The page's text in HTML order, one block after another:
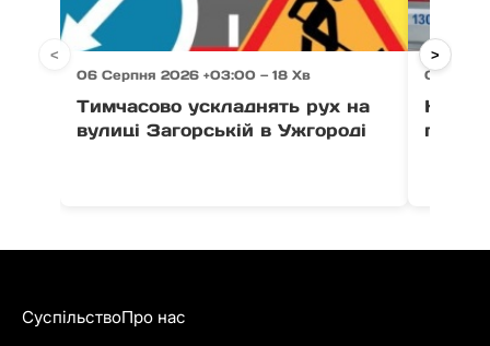
06 Серпня 2026 +03:00 — 18 Хв
Тимчасово ускладнять рух на
вулиці Загорській в Ужгороді
06
На
< >
СуспільствоПро нас